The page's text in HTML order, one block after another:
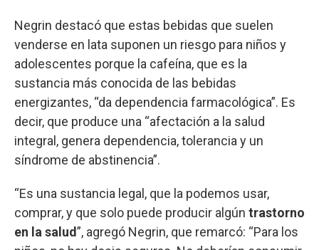
Negrin destacó que estas bebidas que suelen
venderse en lata suponen un riesgo para niños y
adolescentes porque la cafeína, que es la
sustancia más conocida de las bebidas
energizantes, “da dependencia farmacológica”. Es
decir, que produce una “afectación a la salud
integral, genera dependencia, tolerancia y un
síndrome de abstinencia”.
“Es una sustancia legal, que la podemos usar,
comprar, y que solo puede producir algún trastorno
en la salud”, agregó Negrin, que remarcó: “Para los